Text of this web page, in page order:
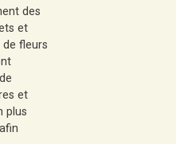
des
et
fleurs
et
plus